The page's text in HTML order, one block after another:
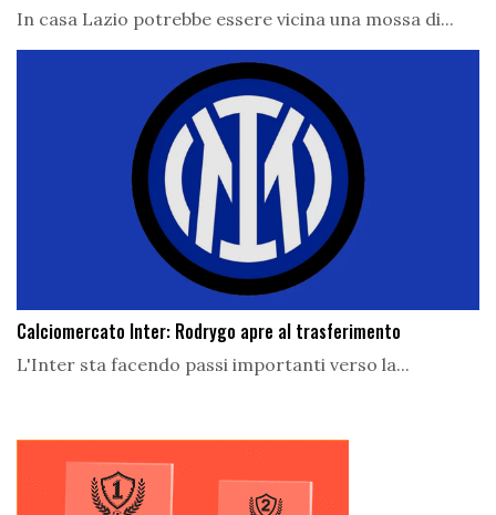
In casa Lazio potrebbe essere vicina una mossa di...
Calciomercato Inter: Rodrygo apre al trasferimento
L'Inter sta facendo passi importanti verso la...